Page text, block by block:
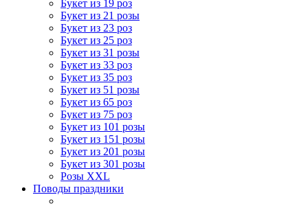
Букет из 19 роз
Букет из 21 розы
Букет из 23 роз
Букет из 25 роз
Букет из 31 розы
Букет из 33 роз
Букет из 35 роз
Букет из 51 розы
Букет из 65 роз
Букет из 75 роз
Букет из 101 розы
Букет из 151 розы
Букет из 201 розы
Букет из 301 розы
Розы XXL
Поводы праздники